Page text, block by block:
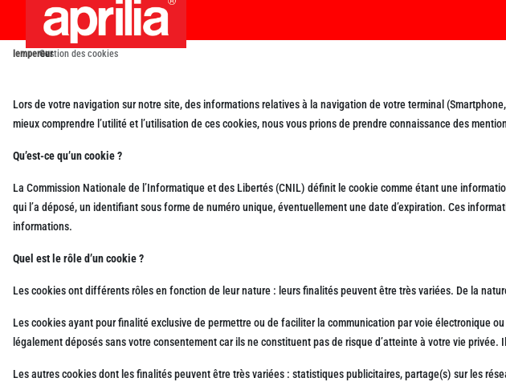
lempereur
›
Gestion des cookies
Lors de votre navigation sur notre site, des informations relatives à la navigation de votre terminal
mieux comprendre l’utilité et l’utilisation de ces cookies, nous vous prions de prendre connaissance des
Qu’est-ce qu’un cookie ?
La Commission Nationale de l’Informatique et des Libertés (CNIL) définit le cookie comme étant une
qui l’a déposé, un identifiant sous forme de numéro unique, éventuellement une date d’expiration. Ces
informations.
Quel est le rôle d’un cookie ?
Les cookies ont différents rôles en fonction de leur nature : leurs finalités peuvent être très variées. De la
Les cookies ayant pour finalité exclusive de permettre ou de faciliter la communication par voie électronique
légalement déposés sans votre consentement car ils ne constituent pas de risque d’atteinte à votre vie
Les autres cookies dont les finalités peuvent être très variées : statistiques publicitaires, partage(s) sur les